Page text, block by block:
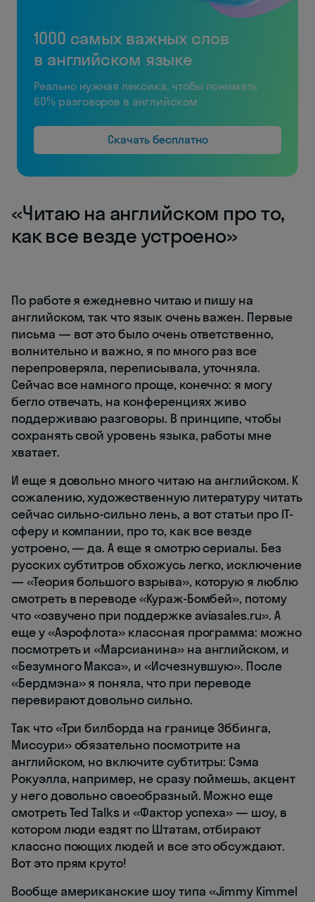
1000 самых важных слов
в английском языке
Реально нужная лексика, чтобы понимать
60% разговоров в английском
Скачать бесплатно
«Читаю на английском про то,
как все везде устроено»
По работе я ежедневно читаю и пишу на
английском, так что язык очень важен. Первые
письма — вот это было очень ответственно,
волнительно и важно, я по много раз все
перепроверяла, переписывала, уточняла.
Сейчас все намного проще, конечно: я могу
бегло отвечать, на конференциях живо
поддерживаю разговоры. В принципе, чтобы
сохранять свой уровень языка, работы мне
хватает.
И еще я довольно много читаю на английском. К
сожалению, художественную литературу читать
сейчас сильно-сильно лень, а вот статьи про IT-
сферу и компании, про то, как все везде
устроено, — да. А еще я смотрю сериалы. Без
русских субтитров обхожусь легко, исключение
— «Теория большого взрыва», которую я люблю
смотреть в переводе «Кураж-Бомбей», потому
что «озвучено при поддержке aviasales.ru». А
еще у «Аэрофлота» классная программа: можно
посмотреть и «Марсианина» на английском, и
«Безумного Макса», и «Исчезнувшую». После
«Бердмэна» я поняла, что при переводе
перевирают довольно сильно.
Так что «Три билборда на границе Эббинга,
Миссури» обязательно посмотрите на
английском, но включите субтитры: Сэма
Рокуэлла, например, не сразу поймешь, акцент
у него довольно своеобразный. Можно еще
смотреть Ted Talks и «Фактор успеха» — шоу, в
котором люди ездят по Штатам, отбирают
классно поющих людей и все это обсуждают.
Вот это прям круто!
Вообще американские шоу типа «Jimmy Kimmel